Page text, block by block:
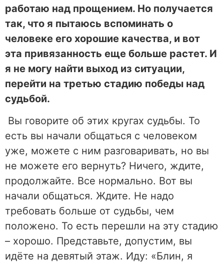
работаю над прощением. Но получается
так, что я пытаюсь вспоминать о
человеке его хорошие качества, и вот
эта привязанность еще больше растет. И
я не могу найти выход из ситуации,
перейти на третью стадию победы над
судьбой.
Вы говорите об этих кругах судьбы. То
есть вы начали общаться с человеком
уже, можете с ним разговаривать, но вы
не можете его вернуть? Ничего, ждите,
продолжайте. Все нормально. Вот вы
начали общаться. Ждите. Не надо
требовать больше от судьбы, чем
положено. То есть перешли на эту стадию
– хорошо. Представьте, допустим, вы
идёте на девятый этаж. Иду: «Блин, я